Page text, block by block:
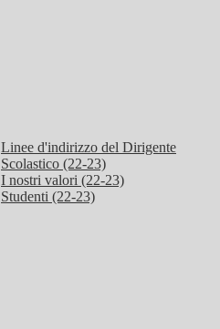
Linee d'indirizzo del Dirigente
Scolastico (22-23)
I nostri valori (22-23)
Studenti (22-23)